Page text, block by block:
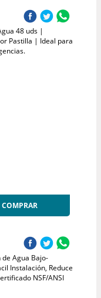
48 uds |
Pastilla | Ideal para
COMPRAR
Agua Bajo-
Instalación, Reduce
NSF/ANSI